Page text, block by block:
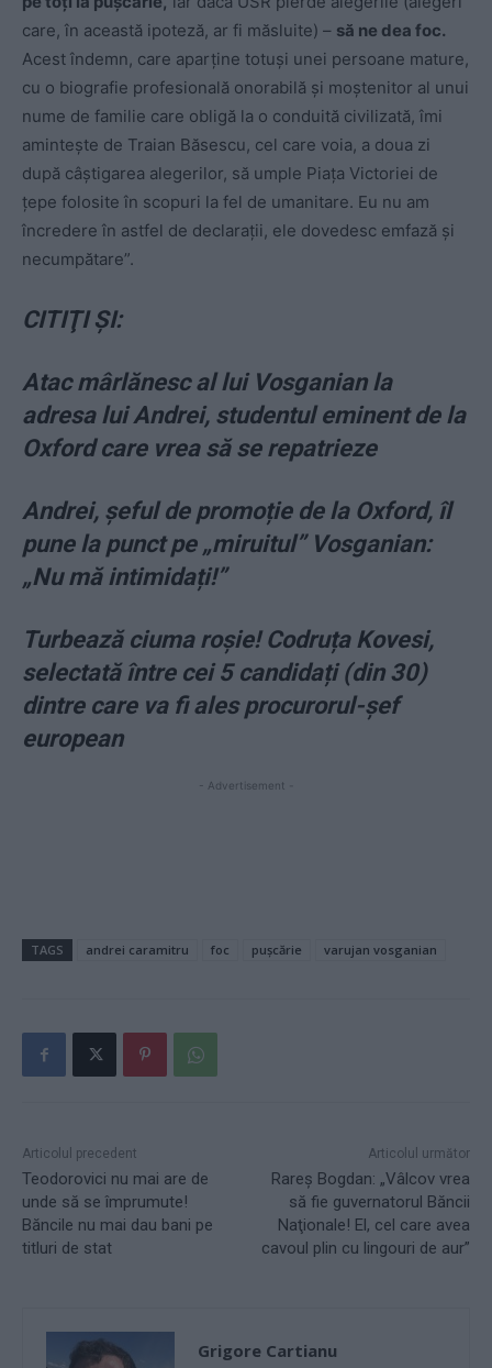
care, în această ipoteză, ar fi măsluite) – să ne dea foc.
Acest îndemn, care aparține totuși unei persoane mature,
cu o biografie profesională onorabilă și moștenitor al unui
nume de familie care obligă la o conduită civilizată, îmi
amintește de Traian Băsescu, cel care voia, a doua zi
după câștigarea alegerilor, să umple Piața Victoriei de
țepe folosite în scopuri la fel de umanitare. Eu nu am
încredere în astfel de declarații, ele dovedesc emfază și
necumpătare”.
CITIŢI ŞI:
Atac mârlănesc al lui Vosganian la
adresa lui Andrei, studentul eminent de la
Oxford care vrea să se repatrieze
Andrei, şeful de promoție de la Oxford, îl
pune la punct pe „miruitul” Vosganian:
„Nu mă intimidați!”
Turbează ciuma roșie! Codruța Kovesi,
selectată între cei 5 candidați (din 30)
dintre care va fi ales procurorul-șef
european
- Advertisement -
TAGS andrei caramitru foc pușcărie varujan vosganian
Articolul precedent
Teodorovici nu mai are de
unde să se împrumute!
Băncile nu mai dau bani pe
titluri de stat
Articolul următor
Rareş Bogdan: „Vâlcov vrea
să fie guvernatorul Băncii
Naţionale! El, cel care avea
cavoul plin cu lingouri de aur”
Grigore Cartianu